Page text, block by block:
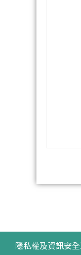
隱私權及資訊安